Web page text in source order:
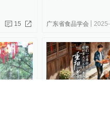
15 广东省食品学会